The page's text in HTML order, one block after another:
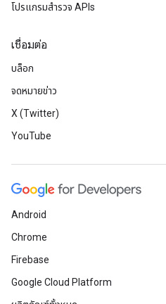
โปรแกรมสำรวจ APIs
เชื่อมต่อ
บล็อก
จดหมายข่าว
X (Twitter)
YouTube
Android
Chrome
Firebase
Google Cloud Platform